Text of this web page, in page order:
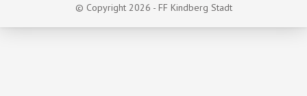
© Copyright 2026 - FF Kindberg Stadt